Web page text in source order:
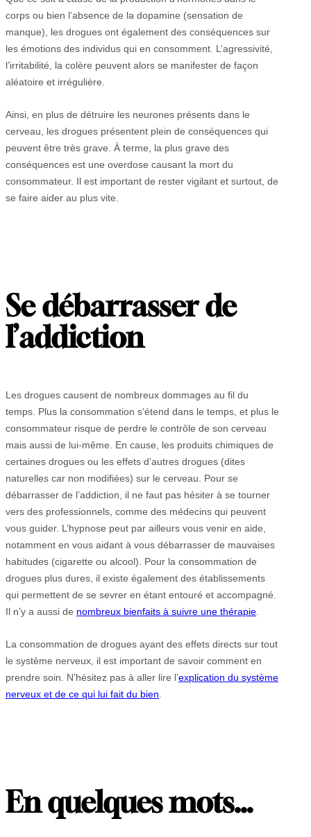
corps ou bien l’absence de la dopamine (sensation de
manque), les drogues ont également des conséquences sur
les émotions des individus qui en consomment. L’agressivité,
l’irritabilité, la colère peuvent alors se manifester de façon
aléatoire et irrégulière.
Ainsi, en plus de détruire les neurones présents dans le
cerveau, les drogues présentent plein de conséquences qui
peuvent être très grave. À terme, la plus grave des
conséquences est une overdose causant la mort du
consommateur. Il est important de rester vigilant et surtout, de
se faire aider au plus vite.
Se débarrasser de
l’addiction
Les drogues causent de nombreux dommages au fil du
temps. Plus la consommation s’étend dans le temps, et plus le
consommateur risque de perdre le contrôle de son cerveau
mais aussi de lui-même. En cause, les produits chimiques de
certaines drogues ou les effets d’autres drogues (dites
naturelles car non modifiées) sur le cerveau. Pour se
débarrasser de l’addiction, il ne faut pas hésiter à se tourner
vers des professionnels, comme des médecins qui peuvent
vous guider. L’hypnose peut par ailleurs vous venir en aide,
notamment en vous aidant à vous débarrasser de mauvaises
habitudes (cigarette ou alcool). Pour la consommation de
drogues plus dures, il existe également des établissements
qui permettent de se sevrer en étant entouré et accompagné.
Il n’y a aussi de nombreux bienfaits à suivre une thérapie.
La consommation de drogues ayant des effets directs sur tout
le système nerveux, il est important de savoir comment en
prendre soin. N’hésitez pas à aller lire l’explication du système
nerveux et de ce qui lui fait du bien
En quelques mots…